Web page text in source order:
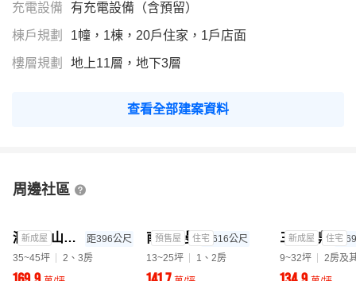
充電設備 有充電設備（含預留）
棟戶規劃 1幢，1棟，20戶住家，1戶店面
樓層規劃 地上11層，地下3層
查看全部建案資料
周邊社區
潤泰華山松江 距396公尺
新成屋
35~45坪 2、3房
南京阿曼 距616公尺
預售屋 住宅
13~25坪 1、2房
三創爵鼎 距
新成屋 住宅
9~32坪 2房及